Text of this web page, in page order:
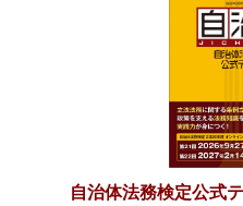
自治体法務検定公式